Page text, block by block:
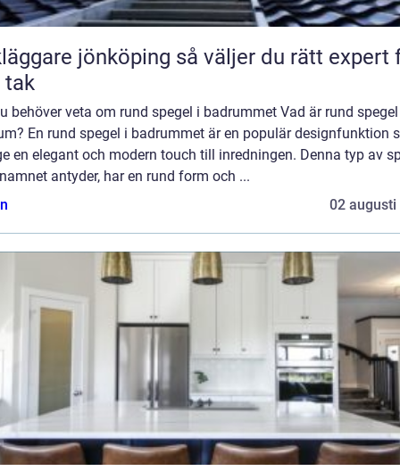
jönköping så väljer du rätt expert för
behöver veta om rund spegel i badrummet Vad är rund spegel
En rund spegel i badrummet är en populär designfunktion
en elegant och modern touch till inredningen. Denna typ av
antyder, har en rund form och ...
02 augusti